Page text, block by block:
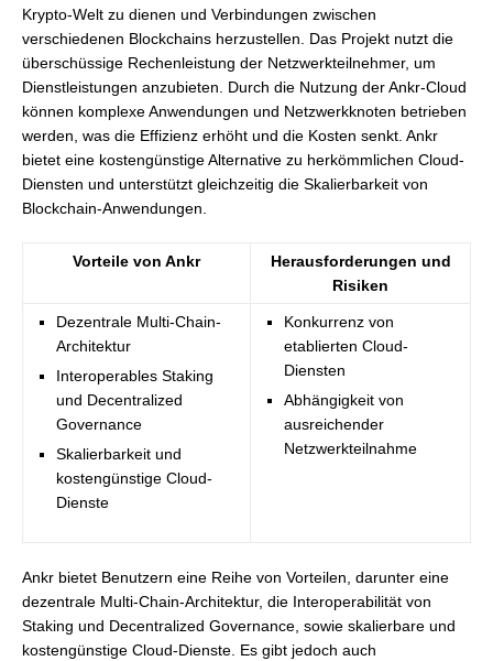
Krypto-Welt zu dienen und Verbindungen zwischen
verschiedenen Blockchains herzustellen. Das Projekt nutzt die
überschüssige Rechenleistung der Netzwerkteilnehmer, um
Dienstleistungen anzubieten. Durch die Nutzung der Ankr-Cloud
können komplexe Anwendungen und Netzwerkknoten betrieben
werden, was die Effizienz erhöht und die Kosten senkt. Ankr
bietet eine kostengünstige Alternative zu herkömmlichen Cloud-
Diensten und unterstützt gleichzeitig die Skalierbarkeit von
Blockchain-Anwendungen.
Vorteile von Ankr
Herausforderungen und
Risiken
Dezentrale Multi-Chain-
Architektur
Interoperables Staking
und Decentralized
Governance
Skalierbarkeit und
kostengünstige Cloud-
Dienste
Konkurrenz von
etablierten Cloud-
Diensten
Abhängigkeit von
ausreichender
Netzwerkteilnahme
Ankr bietet Benutzern eine Reihe von Vorteilen, darunter eine
dezentrale Multi-Chain-Architektur, die Interoperabilität von
Staking und Decentralized Governance, sowie skalierbare und
kostengünstige Cloud-Dienste. Es gibt jedoch auch